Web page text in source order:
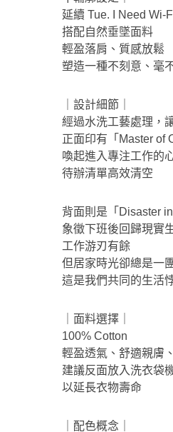
延續 Tue. I Need
搭配自然垂墜面料
輕盈落肩、質感放鬆
塑造一種不刻意、毫
｜設計細節｜
經過水洗工藝處理，
正面印有「Master of
喚起進入專注工作的
待辦清單高效清空
背面則是「Disaster in
象徵下班後回歸現實
工作游刃有餘
但居家時光卻總是一
這是我們共同的生活
｜面料選擇｜
100% Cotton
輕盈透氣、舒適親膚
建議反面放入洗衣袋
以延長衣物壽命
｜配色概念｜